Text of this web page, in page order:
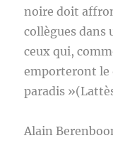
noire doit
collègues dans
ceux qui,
emporteront le
paradis
Alain